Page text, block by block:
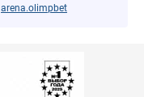
arena.olimpbet